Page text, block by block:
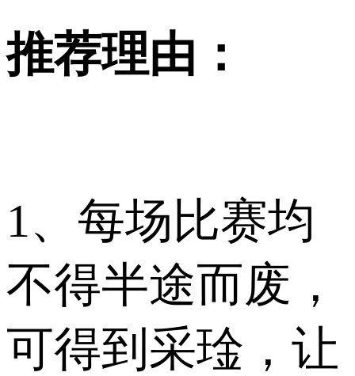
推荐理由：
1、每场比赛均
不得半途而废，
可得到采琻，让